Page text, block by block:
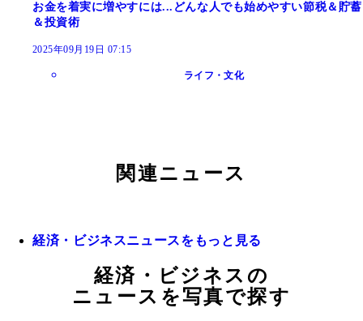
お金を着実に増やすには...どんな人でも始めやすい節税＆貯蓄
＆投資術
2025年09月19日 07:15
ライフ・文化
関連ニュース
経済・ビジネスニュースをもっと見る
経済・ビジネスの
ニュースを写真で探す